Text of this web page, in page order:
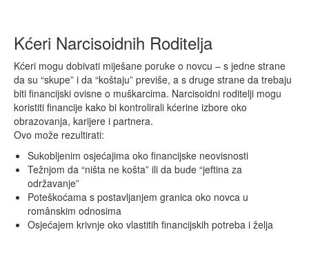
Kćeri Narcisoidnih Roditelja
Kćeri mogu dobivati miješane poruke o novcu – s jedne strane
da su “skupe” i da “koštaju” previše, a s druge strane da trebaju
biti financijski ovisne o muškarcima. Narcisoidni roditelji mogu
koristiti financije kako bi kontrolirali kćerine izbore oko
obrazovanja, karijere i partnera.
Ovo može rezultirati:
Sukobljenim osjećajima oko financijske neovisnosti
Težnjom da “ništa ne košta” ili da bude “jeftina za
održavanje”
Poteškoćama s postavljanjem granica oko novca u
românskim odnosima
Osjećajem krivnje oko vlastitih financijskih potreba i želja